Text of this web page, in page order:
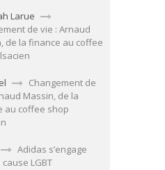
Larue
de vie : Arnaud
de la finance au coffee
Changement de
Massin, de la
au coffee shop
Adidas s’engage
LGBT